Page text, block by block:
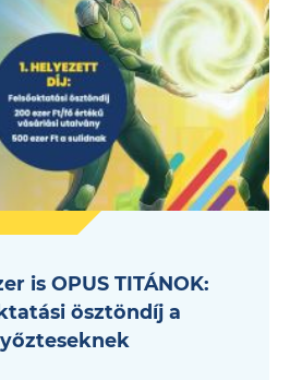
is OPUS TITÁNOK:
ösztöndíj a